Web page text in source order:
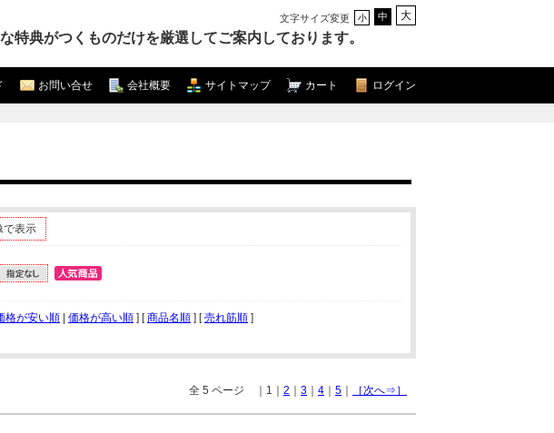
文字サイズ変更 小 中 大
特典がつくものだけを厳選してご案内しております。
ログイン
カート
サイトマップ
会社概要
お問い合せ
で表示
格が安い順 価格が高い順 ] [商品名順 ] [売れ筋順 ]
全 5 ページ ｜1｜ 2 3 4 5 ［次へ⇒］